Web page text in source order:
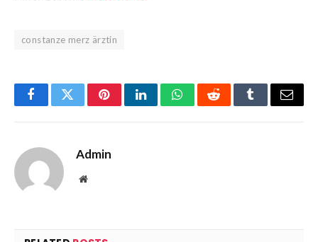
constanze merz ärztin
FacebookTwitterPinterestLinkedInWhatsAppRedditTumblrEmail
Admin
Website